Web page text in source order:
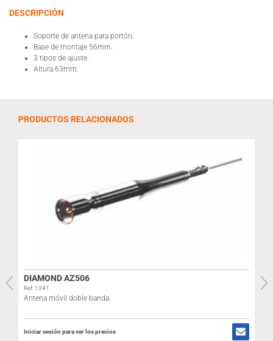
DESCRIPCIÓN
Soporte de antena para portón.
Base de montaje 56mm.
3 tipos de ajuste.
Altura 63mm.
PRODUCTOS RELACIONADOS
DIAMOND AZ506
Ref: 1341
Antena móvil doble banda
Iniciar sesión para ver los precios